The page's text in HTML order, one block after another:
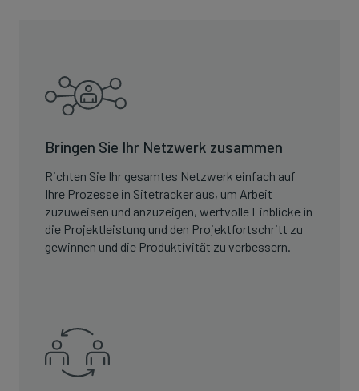
Bringen Sie Ihr Netzwerk zusammen
Richten Sie Ihr gesamtes Netzwerk einfach auf
Ihre Prozesse in Sitetracker aus, um Arbeit
zuzuweisen und anzuzeigen, wertvolle Einblicke in
die Projektleistung und den Projektfortschritt zu
gewinnen und die Produktivität zu verbessern.